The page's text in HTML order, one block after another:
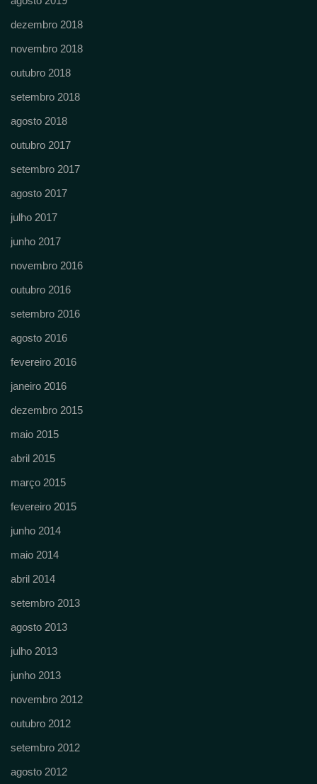
dezembro 2018
novembro 2018
outubro 2018
setembro 2018
agosto 2018
outubro 2017
setembro 2017
agosto 2017
julho 2017
junho 2017
novembro 2016
outubro 2016
setembro 2016
agosto 2016
fevereiro 2016
janeiro 2016
dezembro 2015
maio 2015
abril 2015
março 2015
fevereiro 2015
junho 2014
maio 2014
abril 2014
setembro 2013
agosto 2013
julho 2013
junho 2013
novembro 2012
outubro 2012
setembro 2012
agosto 2012